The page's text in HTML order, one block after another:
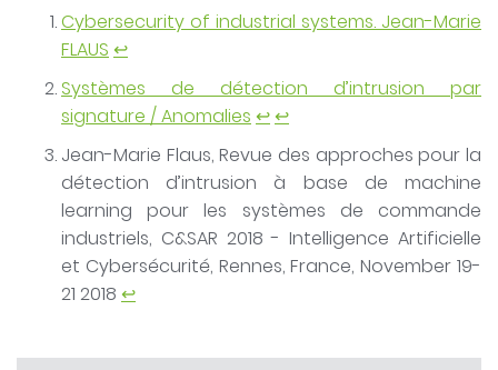
Cybersecurity of industrial systems. Jean-Marie
FLAUS ↩
Systèmes de détection d’intrusion par
signature / Anomalies ↩ ↩
Jean-Marie Flaus, Revue des approches pour la
détection d’intrusion à base de machine
learning pour les systèmes de commande
industriels, C&SAR 2018 - Intelligence Artificielle
et Cybersécurité, Rennes, France, November 19-
21 2018 ↩